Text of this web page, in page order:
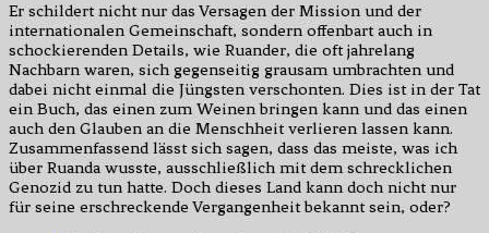
Er schildert nicht nur das Versagen der Mission und der
internationalen Gemeinschaft, sondern offenbart auch in
schockierenden Details, wie Ruander, die oft jahrelang
Nachbarn waren, sich gegenseitig grausam umbrachten und
dabei nicht einmal die Jüngsten verschonten. Dies ist in der Tat
ein Buch, das einen zum Weinen bringen kann und das einen
auch den Glauben an die Menschheit verlieren lassen kann.
Zusammenfassend lässt sich sagen, dass das meiste, was ich
über Ruanda wusste, ausschließlich mit dem schrecklichen
Genozid zu tun hatte. Doch dieses Land kann doch nicht nur
für seine erschreckende Vergangenheit bekannt sein, oder?